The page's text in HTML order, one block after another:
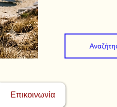
Επικοινωνία